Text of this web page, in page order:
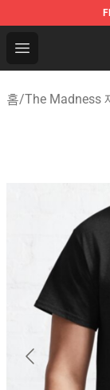
Open menu
The
홈/The Madness